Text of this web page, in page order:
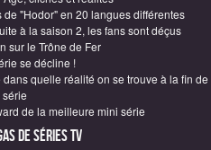
"Hodor" en 20 langues différentes
à la saison 2, les fans sont déçus
sur le Trône de Fer
se décline !
quelle réalité on se trouve à la fin de
série
de la meilleure mini série
de Séries TV